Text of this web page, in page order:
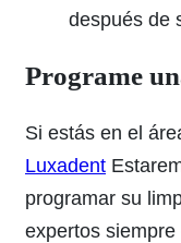
después de
Programe
Si estás en el
Luxadent
programar su
expertos